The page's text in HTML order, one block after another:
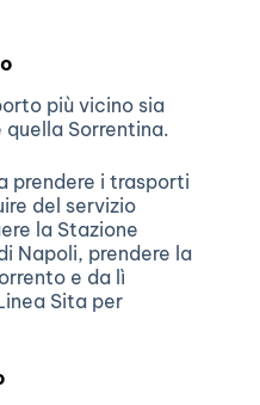
più vicino sia
Sorrentina.
prendere i trasporti
del servizio
la Stazione
Napoli, prendere la
e da lì
Sita per